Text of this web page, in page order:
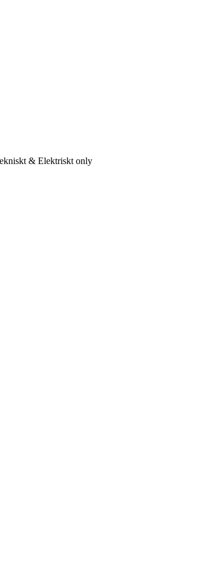
& Elektriskt only